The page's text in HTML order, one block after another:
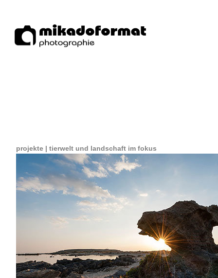
projekte | tierwelt und landschaft im fokus